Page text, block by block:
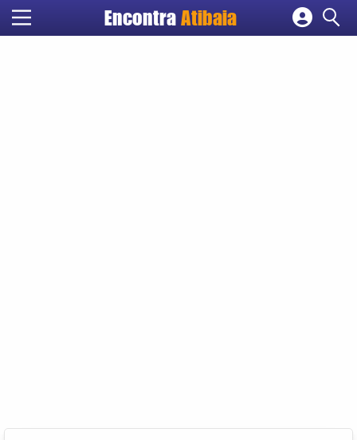
Encontra Atibaia